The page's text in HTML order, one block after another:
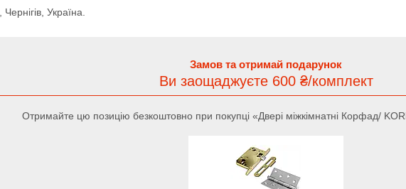
Україна.
Замов та отримай подарунок
Ви заощаджуєте 600 ₴/комплект
Отримайте цю позицію безкоштовно при покупці «Двері міжкімнатні Корфад/